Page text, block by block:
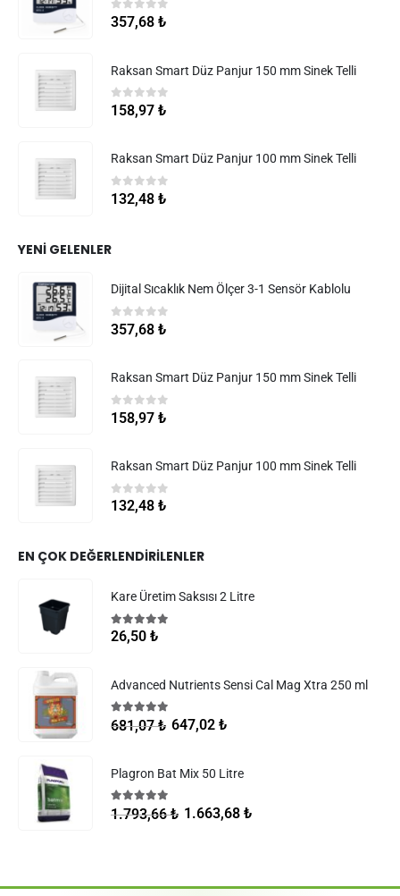
05 üzerinden
357,68 ₺
Raksan Smart Düz Panjur 150 mm Sinek Telli
0 5 üzerinden
158,97 ₺
Raksan Smart Düz Panjur 100 mm Sinek Telli
05 üzerinden
132,48 ₺
YENI GELENLER
Dijital Sıcaklık Nem Ölçer 3-1 Sensör Kablolu
05 üzerinden
357,68 ₺
Raksan Smart Düz Panjur 150 mm Sinek Telli
0 5 üzerinden
158,97 ₺
Raksan Smart Düz Panjur 100 mm Sinek Telli
05 üzerinden
132,48 ₺
EN ÇOK DEĞERLENDIRILENLER
Kare Üretim Saksısı 2 Litre
5.005 üzerinden
26,50 ₺
Advanced Nutrients Sensi Cal Mag Xtra 250 ml
5.005 üzerinden
681,07₺ 647,02 ₺
Plagron Bat Mix 50 Litre
5.005 üzerinden
1.793,66₺ 1.663,68 ₺